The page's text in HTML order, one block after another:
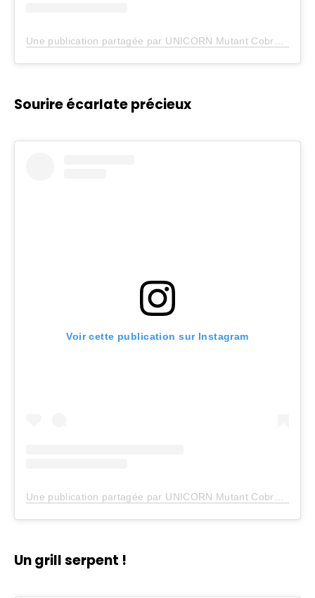
Une publication partagée par UNICORN Mutant Cobra jumpin time lines (@erykahbadu)
Sourire écarlate précieux
Voir cette publication sur Instagram
Un grill serpent !